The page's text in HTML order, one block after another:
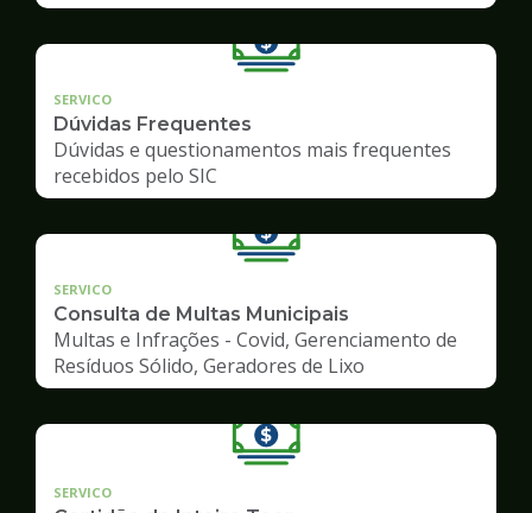
SERVICO
Dúvidas Frequentes
Dúvidas e questionamentos mais frequentes
recebidos pelo SIC
SERVICO
Consulta de Multas Municipais
Multas e Infrações - Covid, Gerenciamento de
Resíduos Sólido, Geradores de Lixo
SERVICO